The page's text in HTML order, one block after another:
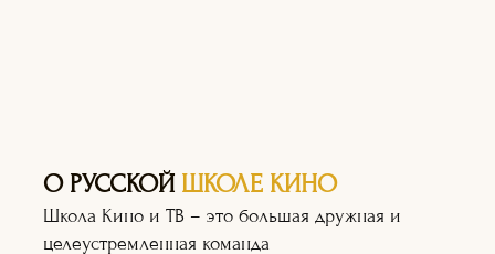
О РУССКОЙ ШКОЛЕ КИНО
Школа Кино и ТВ – это большая дружная и
целеустремленная команда